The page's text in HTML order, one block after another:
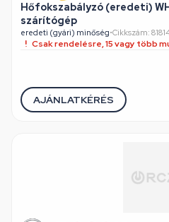
Hőfokszabályzó (eredeti)
szárítógép
eredeti (gyári) minőség•Cikkszám:
Csak rendelésre, 15 vagy több
AJÁNLATKÉRÉS